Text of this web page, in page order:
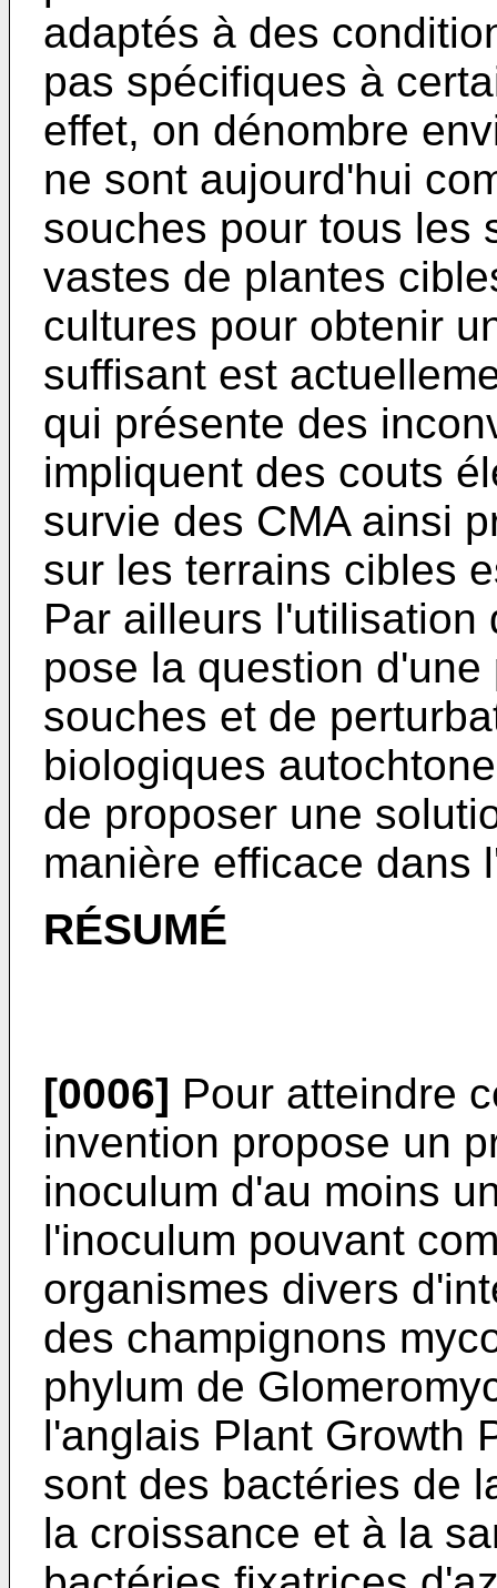
adaptés à des
pas spécifiques à
effet, on dénombre
ne sont aujourd'hui
souches pour tous les
vastes de plantes
cultures pour obtenir
suffisant est
qui présente des
impliquent des couts
survie des CMA ainsi
sur les terrains cibles
Par ailleurs
pose la question
souches et de
biologiques
de proposer une
manière efficace dans
RÉSUMÉ
[0006] Pour atteindre
invention propose un
inoculum d'au moins
l'inoculum pouvant
organismes divers
des champignons
phylum de
l'anglais Plant Growth
sont des bactéries de
la croissance et à la